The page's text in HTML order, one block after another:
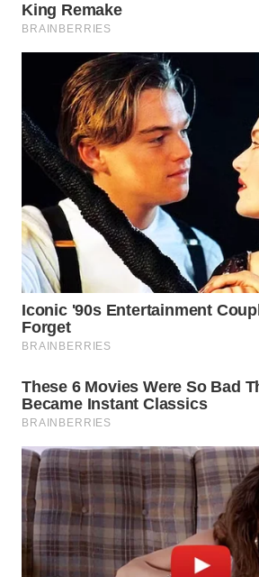
SOLO
WN
BOROBUDUR
MADURA
WN
SURABAYA
WN
NATUNA
WN
BINTAN
WN
MANDALIKA
WN
LIKUPANG
WN
LABUANBAJO